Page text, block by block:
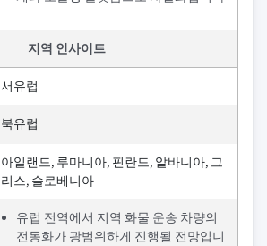
지역 인사이트
서유럽
북유럽
아일랜드, 루마니아, 핀란드, 알바니아, 그
리스, 슬로베니아
유럽 전역에서 지역 화물 운송 차량의
전동화가 광범위하게 진행될 전망입니